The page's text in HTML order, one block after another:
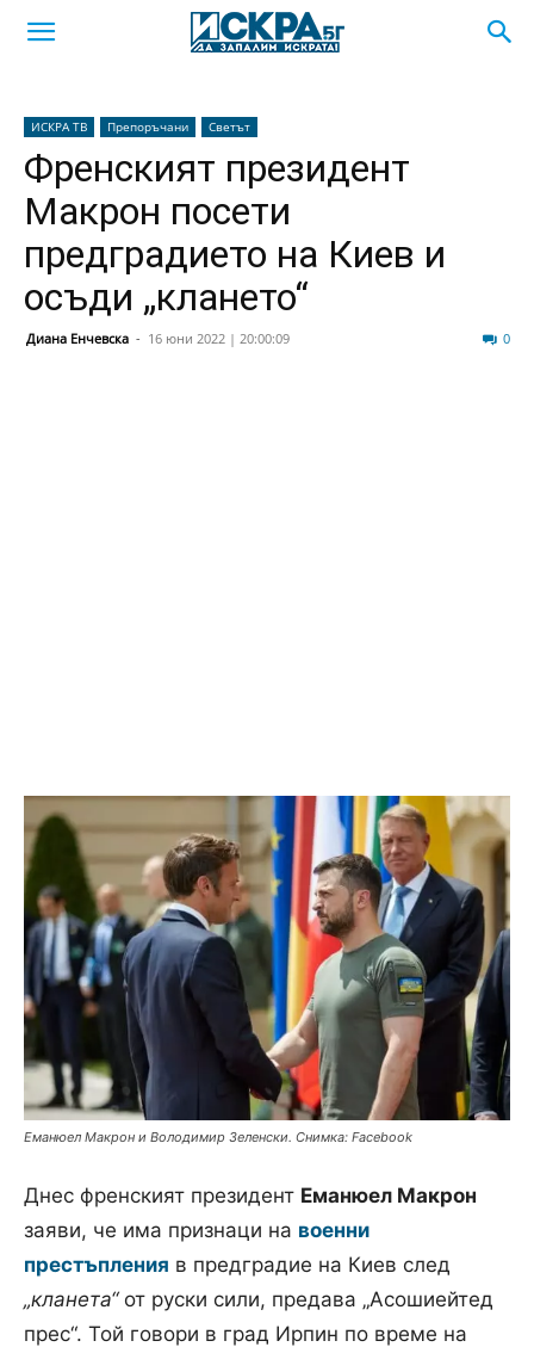
ИСКРА ТВ Препоръчани Светът
Френският президент
Макрон посети
предградието на Киев и
осъди „клането“
Диана Енчевска - 16 юни 2022 | 20:00:09 0
Еманюел Макрон и Володимир Зеленски. Снимка: Facebook
Днес френският президент Еманюел Макрон
заяви, че има признаци на военни
престъпления в предградие на Киев след
„кланета“от руски сили, предава „Асошиейтед
прес“. Той говори в град Ирпин по време на